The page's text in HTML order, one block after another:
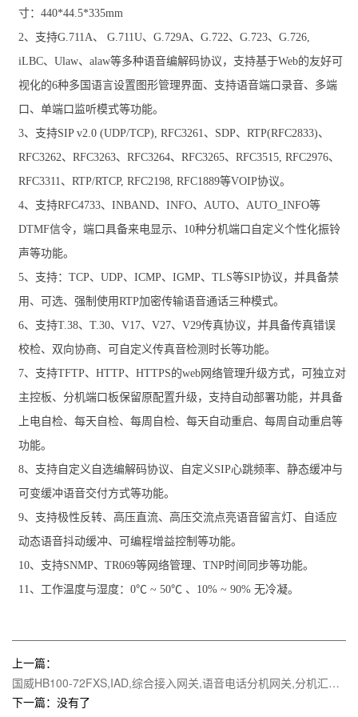
寸：440*44.5*335mm
2、支持G.711A、 G.711U、G.729A、G.722、G.723、G.726,
iLBC、Ulaw、alaw等多种语音编解码协议，支持基于Web的友好可
视化的6种多国语言设置图形管理界面、支持语音端口录音、多端
口、单端口监听模式等功能。
3、支持SIP v2.0 (UDP/TCP), RFC3261、SDP、RTP(RFC2833)、
RFC3262、RFC3263、RFC3264、RFC3265、RFC3515, RFC2976、
RFC3311、RTP/RTCP, RFC2198, RFC1889等VOIP协议。
4、支持RFC4733、INBAND、INFO、AUTO、AUTO_INFO等
DTMF信令，端口具备来电显示、10种分机端口自定义个性化振铃
声等功能。
5、支持：TCP、UDP、ICMP、IGMP、TLS等SIP协议，并具备禁
用、可选、强制使用RTP加密传输语音通话三种模式。
6、支持T.38、T.30、V17、V27、V29传真协议，并具备传真错误
校检、双向协商、可自定义传真音检测时长等功能。
7、支持TFTP、HTTP、HTTPS的web网络管理升级方式，可独立对
主控板、分机端口板保留原配置升级，支持自动部署功能，并具备
上电自检、每天自检、每周自检、每天自动重启、每周自动重启等
功能。
8、支持自定义自选编解码协议、自定义SIP心跳频率、静态缓冲与
可变缓冲语音交付方式等功能。
9、支持极性反转、高压直流、高压交流点亮语音留言灯、自适应
动态语音抖动缓冲、可编程增益控制等功能。
10、支持SNMP、TR069等网络管理、TNP时间同步等功能。
11、工作温度与湿度：0℃ ~ 50℃ 、10% ~ 90% 无冷凝。
上一篇：
国威HB100-72FXS,IAD,综合接入网关,语音电话分机网关,分机汇聚转换器
下一篇：没有了